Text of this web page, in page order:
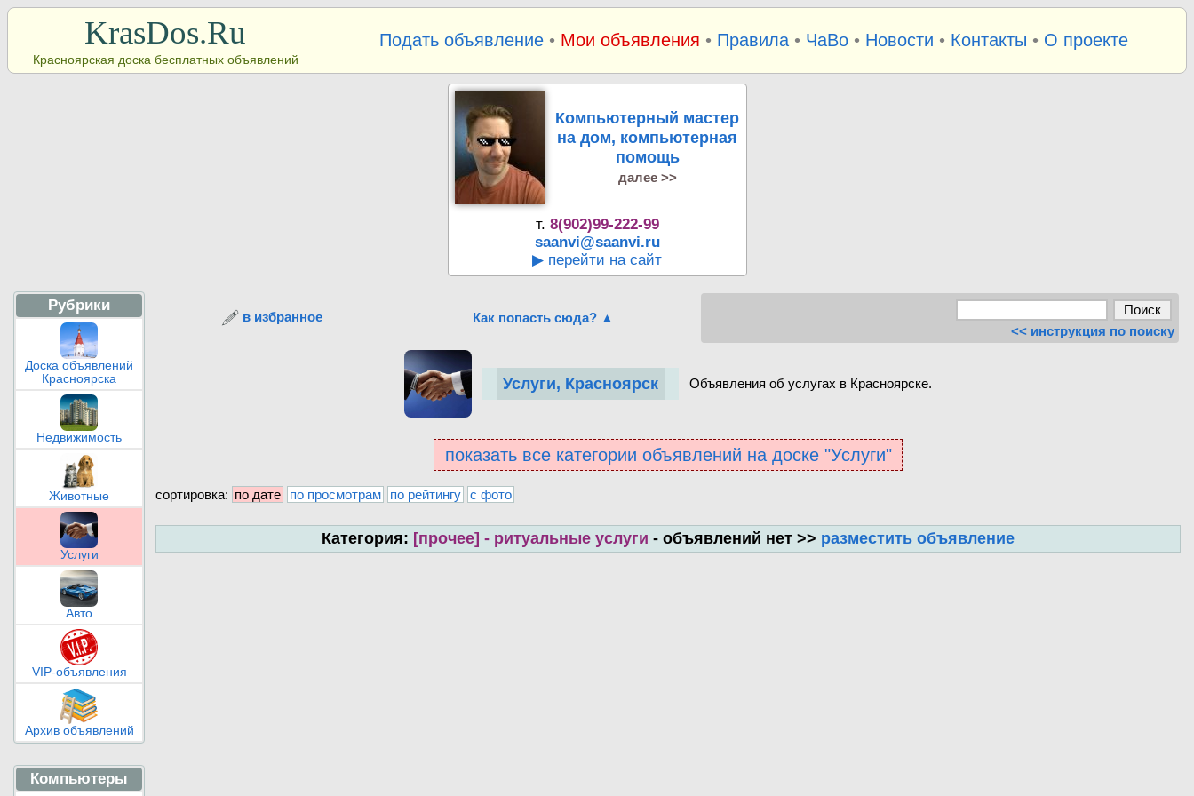
KrasDos.Ru
Красноярская доска бесплатных объявлений
Подать объявление• Мои объявления • Правила• ЧаВо• Новости • Контакты • О проекте
Компьютерный мастер
на дом, компьютерная
помощь
далее >>
т. 8(902)99-222-99
saanvi@saanvi.ru
▶ перейти на сайт
Рубрики
Доска объявлений
Красноярска
Недвижимость
Животные
Услуги
Авто
VIP-объявления
Архив объявлений
Компьютеры
в избранное
Как попасть сюда? ▲
<< инструкция по поиску
Услуги, Красноярск Объявления об услугах в Красноярске.
показать все категории объявлений на доске "Услуги"
сортировка: по дате по просмотрам по рейтингу с фото
Категория: [прочее] - ритуальные услуги - объявлений нет >> разместить объявление